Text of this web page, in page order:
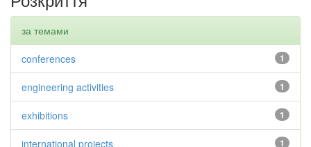
за темами
1
conferences
1
engineering activities
1
exhibitions
1
international projects